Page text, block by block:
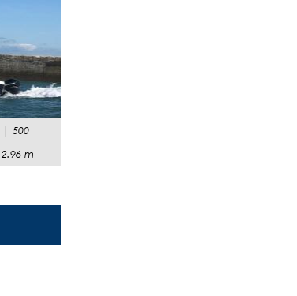
| 500
2.96m